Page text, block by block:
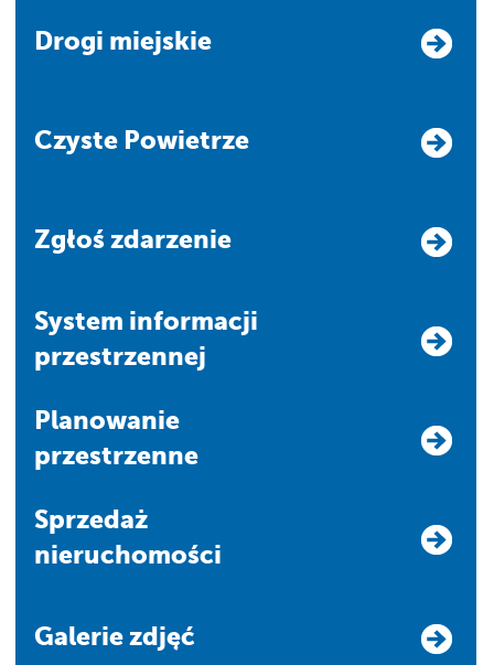
Drogi miejskie
Czyste Powietrze
Zgłoś zdarzenie
system informacji
przestrzennej
Planowanie
przestrzenne
Sprzedaż
nieruchomości
Galerie zdjęć